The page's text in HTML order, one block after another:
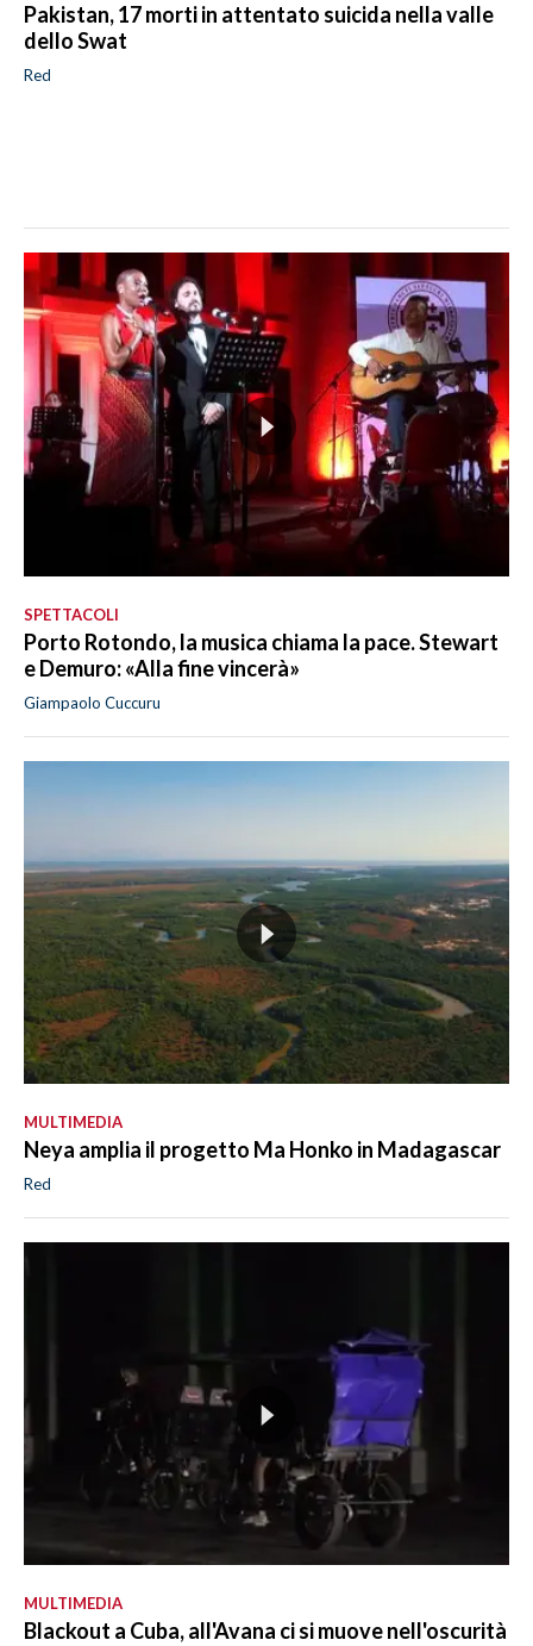
Pakistan, 17 morti in attentato suicida nella valle
dello Swat
Red
SPETTACOLI
Porto Rotondo, la musica chiama la pace. Stewart
e Demuro: «Alla fine vincerà»
Giampaolo Cuccuru
MULTIMEDIA
Neya amplia il progetto Ma Honko in Madagascar
Red
MULTIMEDIA
Blackout a Cuba, all'Avana ci si muove nell'oscurità